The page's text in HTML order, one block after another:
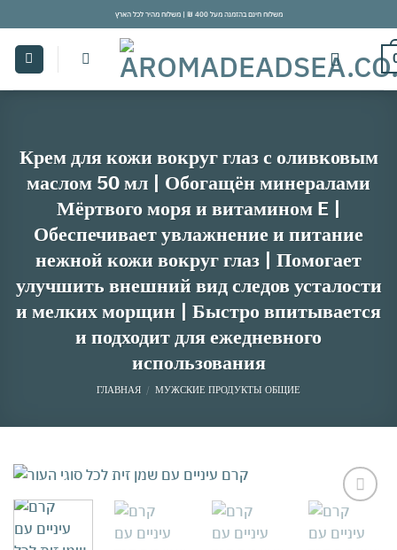
to
content
משלוח חינם בהזמנה מעל 400 ₪ | משלוח מהיר לכל הארץ
Крем для кожи вокруг глаз с оливковым
маслом 50 мл | Обогащён минералами
Мёртвого моря и витамином E |
Обеспечивает увлажнение и питание
нежной кожи вокруг глаз | Помогает
улучшить внешний вид следов усталости
и мелких морщин | Быстро впитывается
и подходит для ежедневного
использования
ГЛАВНАЯ / МУЖСКИЕ ПРОДУКТЫ ОБЩИЕ
אהבתי